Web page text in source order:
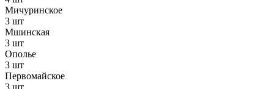
Мичуринское
3 шт
Мшинская
3 шт
Ополье
3 шт
Первомайское